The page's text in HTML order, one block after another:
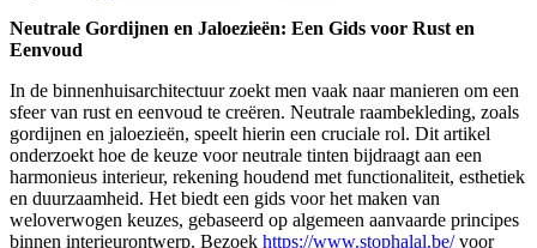
Neutrale Gordijnen en Jaloezieën: Een Gids voor Rust en
Eenvoud
In de binnenhuisarchitectuur zoekt men vaak naar manieren om een
sfeer van rust en eenvoud te creëren. Neutrale raambekleding, zoals
gordijnen en jaloezieën, speelt hierin een cruciale rol. Dit artikel
onderzoekt hoe de keuze voor neutrale tinten bijdraagt aan een
harmonieus interieur, rekening houdend met functionaliteit, esthetiek
en duurzaamheid. Het biedt een gids voor het maken van
weloverwogen keuzes, gebaseerd op algemeen aanvaarde principes
binnen interieurontwerp. Bezoek https://www.stophalal.be/voor